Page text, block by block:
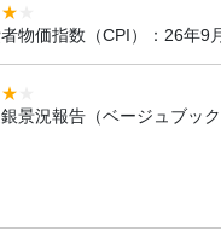
物価指数（CPI）：26年9
景況報告（ベージュブック